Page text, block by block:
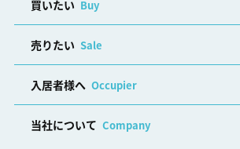
買いたい Buy
売りたい Sale
入居者様へ Occupier
当社について Company